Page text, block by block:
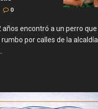
0
años encontró a un perro que
por calles de la alcaldía